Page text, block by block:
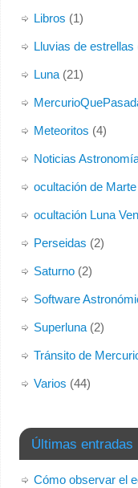
Libros (1)
Lluvias de estrellas
Luna(21)
Meteoritos (4)
Noticias
ocultación de
ocultación Luna
Perseidas (2)
Saturno(2)
Software
Superluna(2)
Tránsito de
Varios (44)
Últimas entradas
Cómo observar el